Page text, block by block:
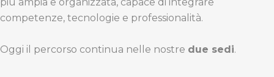
competenze, tecnologie e professionalità.
Oggi il percorso continua nelle nostre due sedi.